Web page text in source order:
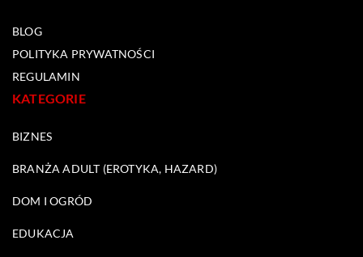
BLOG
POLITYKA PRYWATNOŚCI
REGULAMIN
KATEGORIE
BIZNES
BRANŻA ADULT (EROTYKA, HAZARD)
DOM I OGRÓD
EDUKACJA